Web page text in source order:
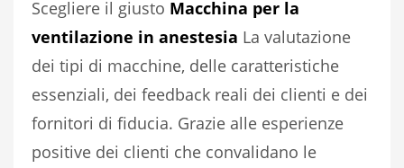
Scegliere il giusto Macchina per la
ventilazione in anestesia La valutazione
dei tipi di macchine, delle caratteristiche
essenziali, dei feedback reali dei clienti e dei
fornitori di fiducia. Grazie alle esperienze
positive dei clienti che convalidano le